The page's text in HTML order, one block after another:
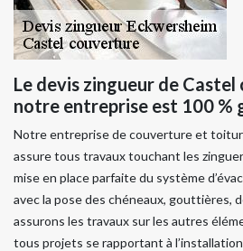
Le devis zingueur de
notre entreprise est 100 %
Notre entreprise de couverture et
assure tous travaux touchant les
mise en place parfaite du système
avec la pose des chéneaux, gouttières,
assurons les travaux sur les autres
tous projets se rapportant à